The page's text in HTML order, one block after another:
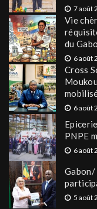
7 août
Vie
du
6 août
Cross
6 août
PNPE
6 août
Gabon/
5 août